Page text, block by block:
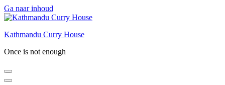
Ga naar inhoud
Kathmandu Curry House
Once is not enough